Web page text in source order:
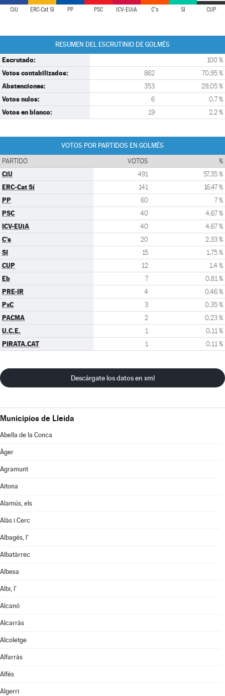
CiU ERC-Cat Sí PP PSC ICV-EUiA C's SI CUP
RESUMEN DEL ESCRUTINIO DE GOLMÉS
Escrutado: 100 %
Votos contabilizados: 862 70,95 %
Abstenciones: 353 29,05 %
Votos nulos: 6 0,7 %
Votos en blanco: 19 2,2 %
VOTOS POR PARTIDOS EN GOLMÉS
PARTIDO VOTOS %
CiU 491 57,35 %
ERC-Cat Sí 141 16,47 %
PP 60 7 %
PSC 40 4,67 %
ICV-EUiA 40 4,67 %
C's 20 2,33 %
SI 15 1,75 %
CUP 12 1,4 %
Eb 7 0,81 %
PRE-IR 4 0,46 %
PxC 3 0,35 %
PACMA 2 0,23 %
U.C.E. 1 0,11 %
PIRATA.CAT 1 0,11 %
Descárgate los datos en xml
Municipios de Lleida
Abella de la Conca
Àger
Agramunt
Aitona
Alamús, els
Alàs i Cerc
Albagés, l'
Albatàrrec
Albesa
Albi, l'
Alcanó
Alcarràs
Alcoletge
Alfarràs
Alfés
Algerri